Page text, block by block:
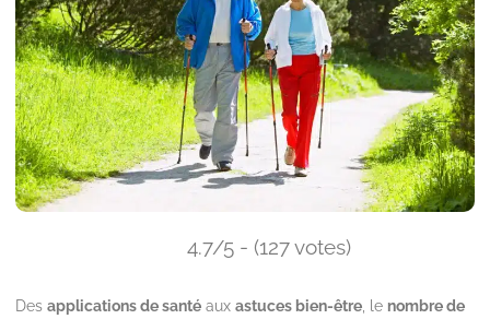
4.7/5 - (127 votes)
Des applications de santé aux astuces bien-être, le nombre de